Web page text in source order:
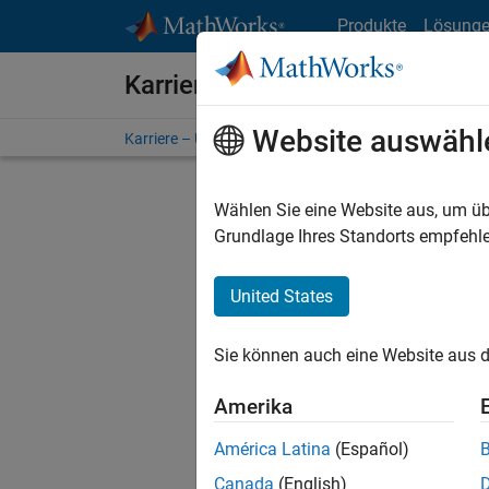
Produkte
Karriere bei MathWorks
Karriere – Übersicht Stellensuche
FILTER:
Stellen
Es
Region
Website
Wählen Sie eine Website aus, um
Grundlage Ihres Standorts
United States
Sie können auch eine Website aus
Amerika
América Latina (Español)
Canada (English)